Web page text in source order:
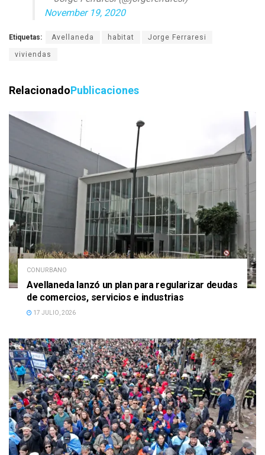
November 19, 2020
Etiquetas: Avellaneda habitat Jorge Ferraresi
viviendas
RelacionadoPublicaciones
CONURBANO
Avellaneda lanzó un plan para regularizar deudas
de comercios, servicios e industrias
17 JULIO, 2026